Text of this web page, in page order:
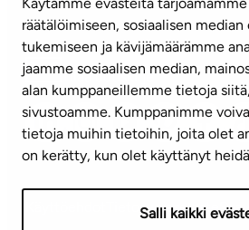
räätälöimiseen, sosiaalisen
tukemiseen ja kävijämäärämme
jaamme sosiaalisen median,
alan kumppaneillemme tietoja
sivustoamme. Kumppanimme
tietoja muihin tietoihin, joita olet
on kerätty, kun olet käyttänyt
Salli kaikki
Tilaa uutiskirje
Tietosuojaseloste